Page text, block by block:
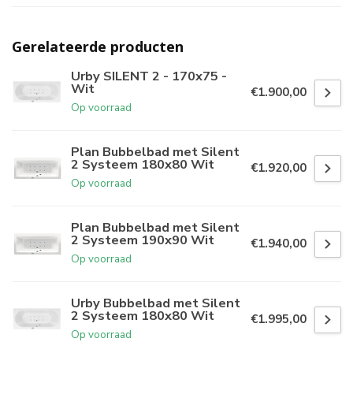
Gerelateerde producten
Urby SILENT 2 - 170x75 -
Wit
Op voorraad
€1.900,00
Plan Bubbelbad met Silent
2 Systeem 180x80 Wit
Op voorraad
€1.920,00
Plan Bubbelbad met Silent
2 Systeem 190x90 Wit
Op voorraad
€1.940,00
Urby Bubbelbad met Silent
2 Systeem 180x80 Wit
Op voorraad
€1.995,00